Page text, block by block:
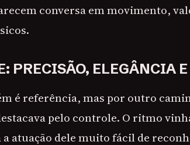
conversa em movimento,
PRECISÃO, ELEGÂNCIA
é referência, mas por outro
pelo controle. O ritmo
atuação dele muito fácil de